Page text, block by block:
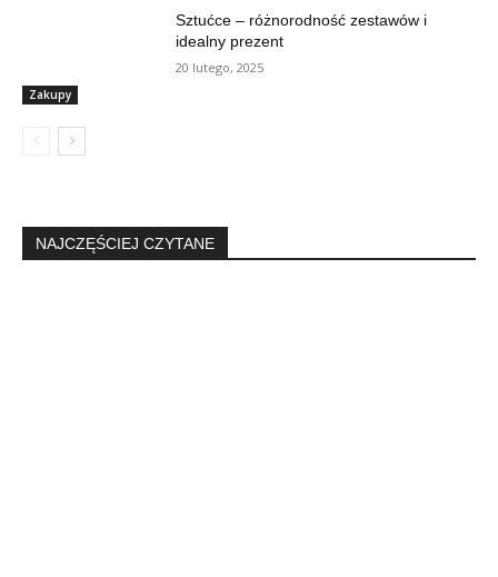
Zakupy
Sztućce – różnorodność zestawów i
idealny prezent
20 lutego, 2025
NAJCZĘŚCIEJ CZYTANE